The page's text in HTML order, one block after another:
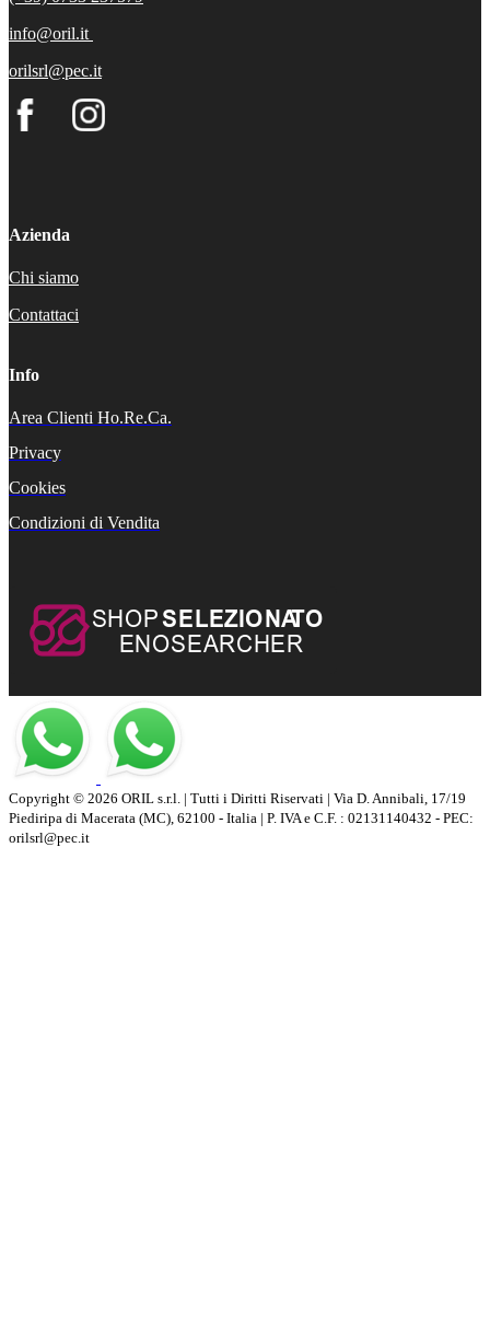
info@oril.it
orilsrl@pec.it
Azienda
Chi siamo
Contattaci
Info
Area Clienti Ho.Re.Ca.
Privacy
Cookies
Condizioni di Vendita
Copyright © 2026 ORIL s.r.l. | Tutti i Diritti Riservati | Via D. Annibali, 17/19
Piediripa di Macerata (MC), 62100 - Italia | P. IVA e C.F. : 02131140432 - PEC:
orilsrl@pec.it